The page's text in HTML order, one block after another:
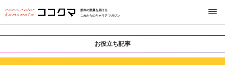
熊本の熱量を届ける
これからのキャリアマガジン
お役立ち記事